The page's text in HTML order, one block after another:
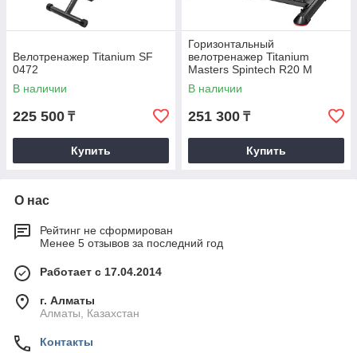
Велотренажер Titanium SF
0472
В наличии
225 500 ₸
Купить
Горизонтальный
велотренажер Titanium
Masters Spintech R20 M
В наличии
251 300 ₸
Купить
О нас
Рейтинг не сформирован
Менее 5 отзывов за последний год
Работает с 17.04.2014
г. Алматы
Алматы, Казахстан
Контакты